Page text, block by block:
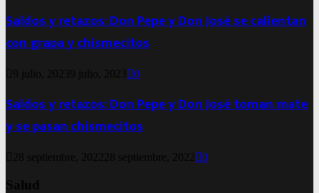
Saldos y retazos: Don Pepe y Don José se calientan
con grapa y chismecitos
9 julio, 20239 julio, 2023 0
Saldos y retazos: Don Pepe y Don José toman mate
y se pasan chismecitos
28 septiembre, 2022 28 septiembre, 2022 0
Salud